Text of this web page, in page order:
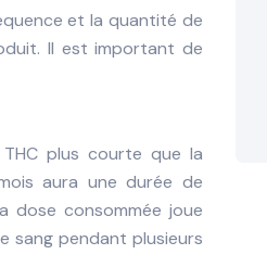
et la quantité de
Il est important de
plus courte que la
aura une durée de
dose consommée joue
sang pendant plusieurs